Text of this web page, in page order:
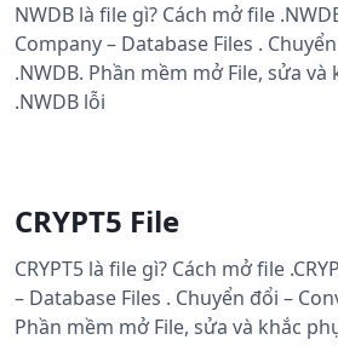
NWDB là file gì? Cách mở file
Company – Database Files .
.NWDB. Phần mềm mở File, sửa và
.NWDB lỗi
CRYPT5 File
CRYPT5 là file gì? Cách mở file
– Database Files . Chuyển đổi –
Phần mềm mở File, sửa và khắc